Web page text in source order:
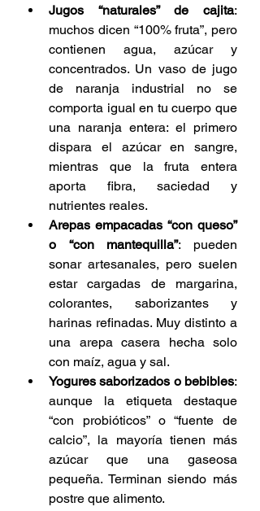
Jugos “naturales” de cajita:
muchos dicen “100% fruta”, pero
contienen agua, azúcar y
concentrados. Un vaso de jugo
de naranja industrial no se
comporta igual en tu cuerpo que
una naranja entera: el primero
dispara el azúcar en sangre,
mientras que la fruta entera
aporta fibra, saciedad y
nutrientes reales.
Arepas empacadas “con queso”
o “con mantequilla”: pueden
sonar artesanales, pero suelen
estar cargadas de margarina,
colorantes, saborizantes y
harinas refinadas. Muy distinto a
una arepa casera hecha solo
con maíz, agua y sal.
Yogures saborizados o bebibles:
aunque la etiqueta destaque
“con probióticos” o “fuente de
calcio”, la mayoría tienen más
azúcar que una gaseosa
pequeña. Terminan siendo más
postre que alimento.